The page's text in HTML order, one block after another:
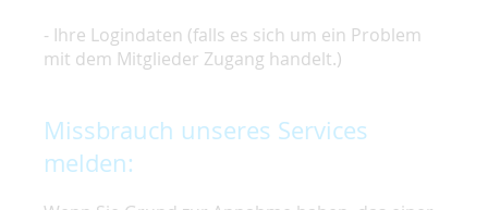
- Ihre Logindaten (falls es sich um ein Problem
mit dem Mitglieder Zugang handelt.)
Missbrauch unseres Services
melden: